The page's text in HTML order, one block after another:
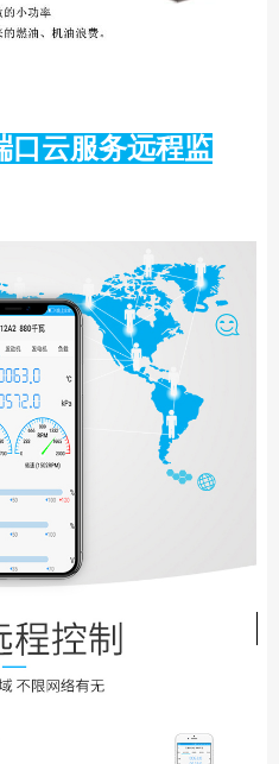
口云服务远程监